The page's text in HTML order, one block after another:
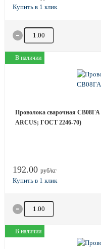
Количество товара
В наличии
Проволока сварочная
ARCUS; ГОСТ 2246-70)
192.00 руб/кг
Количество товара
В наличии